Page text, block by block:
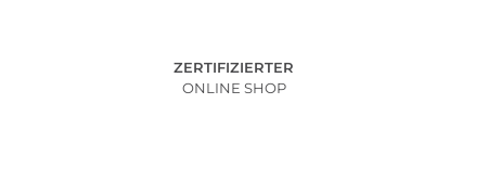
ZERTIFIZIERTER
ONLINE SHOP